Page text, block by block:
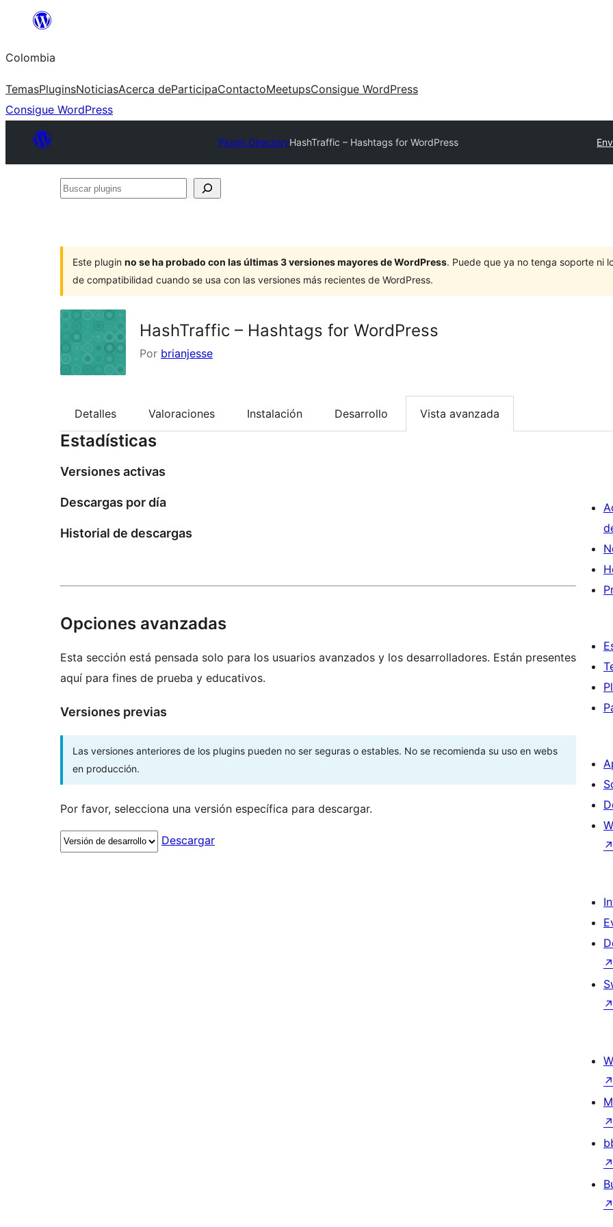
Saltar
contenido
Colombia
TemasPluginsNoticiasAcerca deParticipaContactoMeetupsConsigue WordPress
Consigue WordPress
Plugin DirectoryHashTraffic – Hashtags for WordPress
Buscar
Este plugin no se ha probado con las últimas 3 versiones mayores de WordPress. Puede que ya no tenga soporte ni
de compatibilidad cuando se usa con las versiones más recientes de WordPress.
HashTraffic – Hashtags for WordPress
Por brianjesse
Detalles Valoraciones Instalación Desarrollo Vista avanzada
Estadísticas
Versiones activas
Descargas por día
Historial de descargas
Opciones avanzadas
Esta sección está pensada solo para los usuarios avanzados y los desarrolladores. Están presentes
aquí para fines de prueba y educativos.
Versiones previas
Las versiones anteriores de los plugins pueden no ser seguras o estables. No se recomienda su uso en webs
en producción.
Por favor, selecciona una versión específica para descargar.
Descargar
↗
↗
↗
↗
↗
↗
↗